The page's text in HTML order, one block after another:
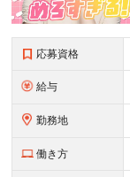
応募資格
給与
勤務地
働き方